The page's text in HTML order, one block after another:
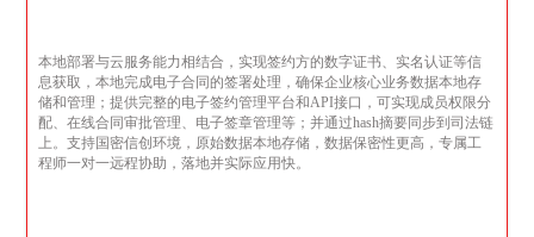
本地部署与云服务能力相结合，实现签约方的数字证书、实名认证等信
息获取，本地完成电子合同的签署处理，确保企业核心业务数据本地存
储和管理；提供完整的电子签约管理平台和API接口，可实现成员权限分
配、在线合同审批管理、电子签章管理等；并通过hash摘要同步到司法链
上。支持国密信创环境，原始数据本地存储，数据保密性更高，专属工
程师一对一远程协助，落地并实际应用快。